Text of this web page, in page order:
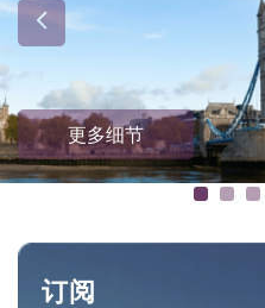
更多细节
订阅